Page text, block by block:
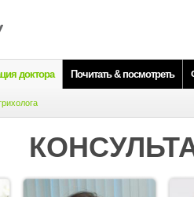
доктора Почитать & посмотреть